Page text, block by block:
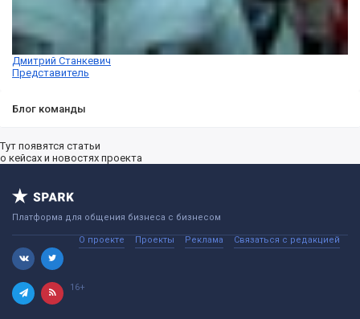
Дмитрий Станкевич
Представитель
Блог команды
Тут появятся статьи
о кейсах и новостях проекта
Платформа для общения бизнеса с бизнесом
О проекте Проекты Реклама Связаться с редакцией
16+